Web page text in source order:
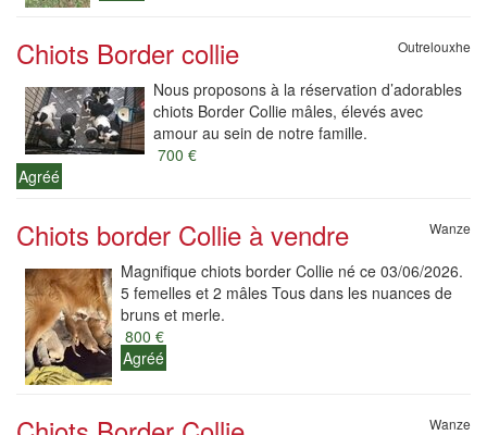
Chiots Border collie Outrelouxhe
Nous proposons à la réservation d’adorables
chiots Border Collie mâles, élevés avec
amour au sein de notre famille.
700 €
Agréé
Chiots border Collie à vendre Wanze
Magnifique chiots border Collie né ce 03/06/2026.
5 femelles et 2 mâles Tous dans les nuances de
bruns et merle.
800 €
Agréé
Wanze